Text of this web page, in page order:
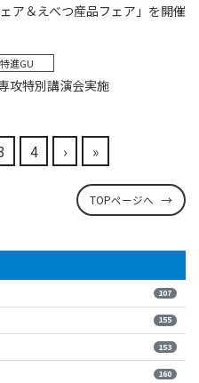
ア＆えべつ産品フェア」を開催
特進GU
攻特別講演会実施
4 › »
TOPページへ
107
155
153
160